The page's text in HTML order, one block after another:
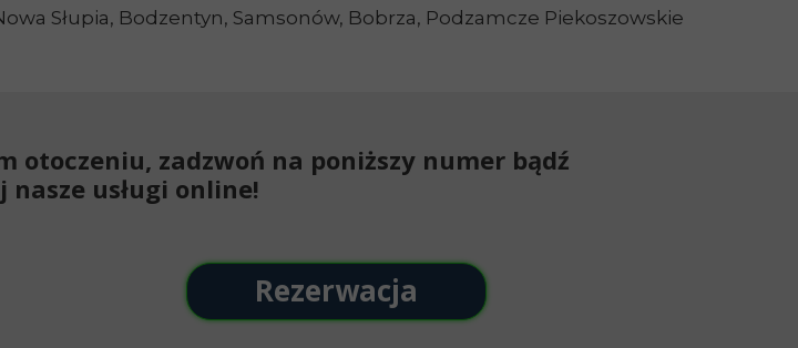
Słupia, Bodzentyn, Samsonów, Bobrza, Podzamcze Piekoszowskie
Rezerwacja
otoczeniu, zadzwoń na poniższy numer bądź
nasze usługi online!